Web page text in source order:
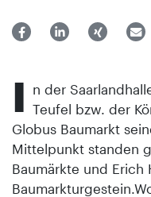
I n der
Teufel bzw. der
Globus Baumarkt
Mittelpunkt standen
Baumärkte und Erich